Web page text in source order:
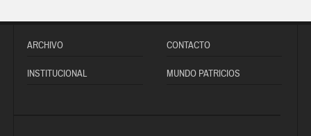
ARCHIVO CONTACTO
INSTITUCIONAL MUNDO PATRICIOS